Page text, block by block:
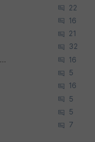
22
16
21
32
박사진학하기에 2억은 괜찮은 (?) 정도의 경제력인가요 16
5
16
5
5
7